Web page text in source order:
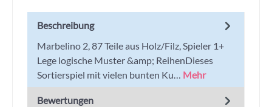
Beschreibung
Marbelino 2, 87 Teile aus Holz/Filz, Spieler 1+
Lege logische Muster &amp; ReihenDieses
Sortierspiel mit vielen bunten Ku… Mehr
Bewertungen